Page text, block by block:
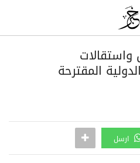
المقترحة
ارسل